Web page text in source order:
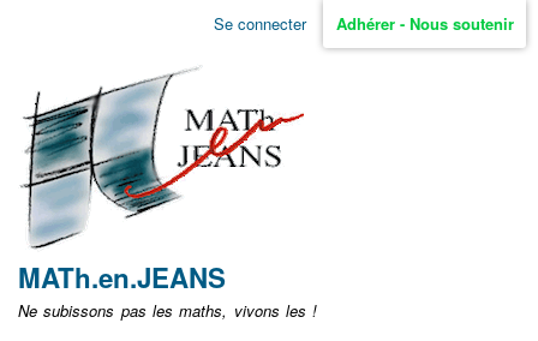
Aller
non
identifié
Se connecter Adhérer - Nous soutenir
MATh.en.JEANS
Ne subissons pas les maths, vivons les !